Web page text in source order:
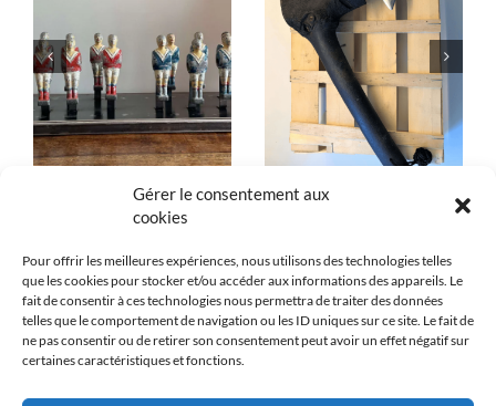
Gérer le consentement aux
cookies
Pour offrir les meilleures expériences, nous utilisons des technologies telles
que les cookies pour stocker et/ou accéder aux informations des appareils. Le
fait de consentir à ces technologies nous permettra de traiter des données
telles que le comportement de navigation ou les ID uniques sur ce site. Le fait de
ne pas consentir ou de retirer son consentement peut avoir un effet négatif sur
certaines caractéristiques et fonctions.
Hache rustique
Installations
« Burennade »
Installations